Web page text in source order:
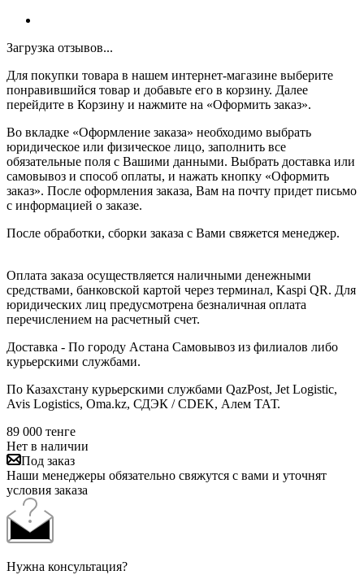
Загрузка отзывов...
Для покупки товара в нашем интернет-магазине выберите
понравившийся товар и добавьте его в корзину. Далее
перейдите в Корзину и нажмите на «Оформить заказ».
Во вкладке «Оформление заказа» необходимо выбрать
юридическое или физическое лицо, заполнить все
обязательные поля с Вашими данными. Выбрать доставка или
самовывоз и способ оплаты, и нажать кнопку «Оформить
заказ». После оформления заказа, Вам на почту придет письмо
с информацией о заказе.
После обработки, сборки заказа с Вами свяжется менеджер.
Оплата заказа осуществляется наличными денежными
средствами, банковской картой через терминал, Kaspi QR. Для
юридических лиц предусмотрена безналичная оплата
перечислением на расчетный счет.
Доставка - По городу Астана Самовывоз из филиалов либо
курьерскими службами.
По Казахстану курьерскими службами QazPost, Jet Logistic,
Avis Logistics, Oma.kz, СДЭК / CDEK, Алем ТАТ.
89 000 тенге
Нет в наличии
Под заказ
Наши менеджеры обязательно свяжутся с вами и уточнят
условия заказа
Нужна консультация?